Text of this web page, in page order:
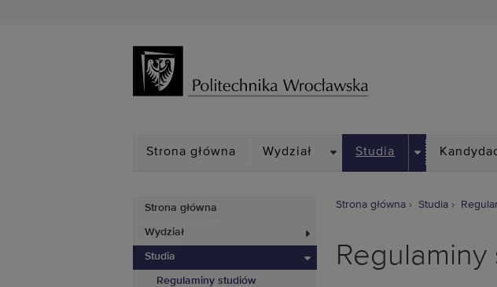
Strona główna Wydział Studia
DROPDOWN
Strona główna
Wydział
Studia
Regulaminy studiów
Strona główna Studia